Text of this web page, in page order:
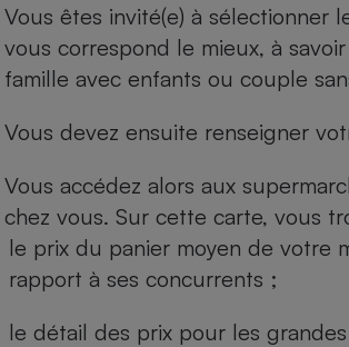
Vous êtes invité(e) à sélectionner
vous correspond le mieux, à
famille avec enfants ou couple
Vous devez ensuite renseigner
Vous accédez alors aux
chez vous. Sur cette carte, vous
le prix du panier moyen de votre
rapport à ses concurrents ;
le détail des prix pour les